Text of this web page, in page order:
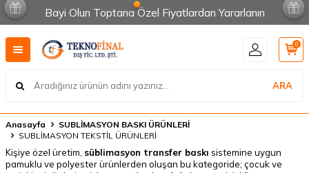
Bayi Olun Toptana Özel Fiyatlardan Yararlanın
ARA
0
Anasayfa
SUBLİMASYON BASKI ÜRÜNLERİ
SUBLİMASYON TEKSTİL ÜRÜNLERİ
Kişiye özel üretim, süblimasyon transfer baskı sistemine uygun
pamuklu ve polyester ürünlerden oluşan bu kategoride; çocuk ve